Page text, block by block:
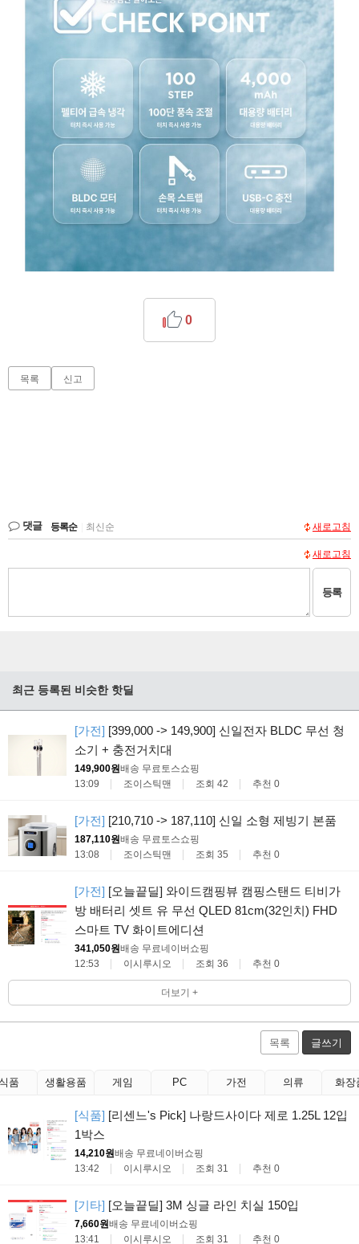
0
목록 신고
댓글 등록순 최신순 새로고침
새로고침
등록
최근 등록된 비슷한 핫딜
[가전] [399,000 -> 149,900] 신일전자 BLDC 무선 청
소기 + 충전거치대
149,900원배송 무료토스쇼핑
13:09
조이스틱맨 조회 42 추천 0
[가전] [210,710 -> 187,110] 신일 소형 제빙기 본품
187,110원배송 무료토스쇼핑
13:08
조이스틱맨 조회 35 추천 0
[가전] [오늘끝딜] 와이드캠핑뷰 캠핑스탠드 티비가
방 배터리 셋트 유 무선 QLED 81cm(32인치) FHD
스마트 TV 화이트에디션
341,050원배송 무료네이버쇼핑
12:53
이시루시오 조회 36 추천 0
더보기 +
목록 글쓰기
품 생활용품 게임 PC 가전 의류 화장
[식품] [리센느's Pick] 나랑드사이다 제로 1.25L 12입
1박스
14,210원배송 무료네이버쇼핑
13:42
이시루시오 조회 31 추천 0
[기타] [오늘끝딜] 3M 싱글 라인 치실 150입
7,660원배송 무료네이버쇼핑
13:41
이시루시오 조회 31 추천 0